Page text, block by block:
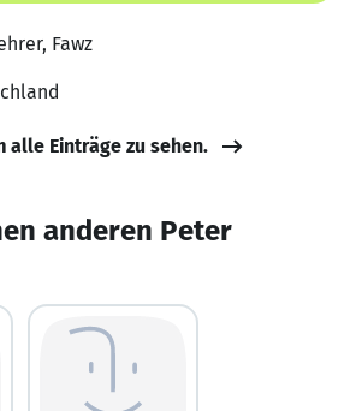
Fawz
alle Einträge zu sehen.
anderen Peter